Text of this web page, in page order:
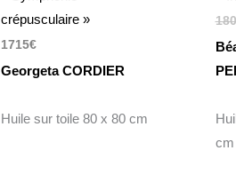
crépusculaire »
1715€
Georgeta CORDIER
Huile sur toile 80 x 80 cm
cm